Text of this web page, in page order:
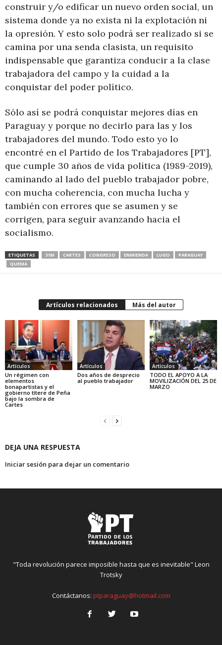
construir y/o edificar un nuevo orden social, un
sistema donde ya no exista ni la explotación ni
la opresión. Y esto solo podrá ser realizado si se
camina por una senda clasista, un requisito
indispensable que garantiza conducir a la clase
trabajadora del campo y la cuidad a la
conquistar del poder político.
Sólo así se podrá conquistar mejores días en
Paraguay y porque no decirlo para las y los
trabajadores del mundo. Todo esto yo lo
encontré en el Partido de los Trabajadores [PT],
que cumple 30 años de vida política (1989-2019),
caminando al lado del pueblo trabajador pobre,
con mucha coherencia, con mucha lucha y
también con errores que se asumen y se
corrigen, para seguir avanzando hacia el
socialismo.
ETIQUETAS 31M CARTES CONGRESO ENMIENDA LUGO
PARAGUAY
QUEMA
Artículos relacionados Más del autor
Artículos
Un régimen con
elementos
bonapartistas y el
gobierno títere de Peña
bajo la sombra de
Cartes
Artículos
Dos años de desprecio
al pueblo trabajador
Artículos
TODO EL APOYO A LA
MOVILIZACIÓN DEL 25 DE
MARZO
DEJA UNA RESPUESTA
Iniciar sesión para dejar un comentario
"Toda revolución parece imposible hasta que es inevitable" Leon
Trotsky
Contáctanos: ptparaguay@hotmail.com